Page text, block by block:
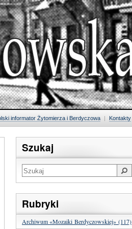
informator Żytomierza i Berdyczowa | Kontakty
Szukaj
Rubryki
Archiwum «Mozaiki Berdyczowskiej» (117)